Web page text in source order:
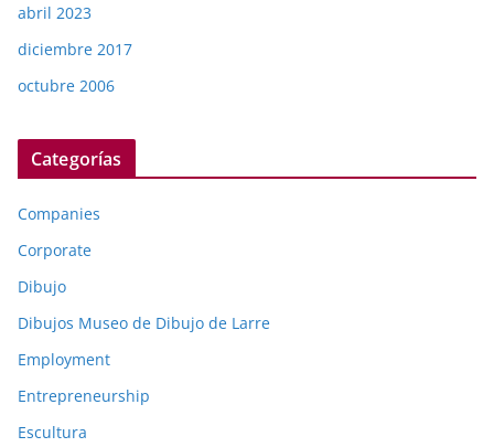
abril 2023
diciembre 2017
octubre 2006
Categorías
Companies
Corporate
Dibujo
Dibujos Museo de Dibujo de Larre
Employment
Entrepreneurship
Escultura